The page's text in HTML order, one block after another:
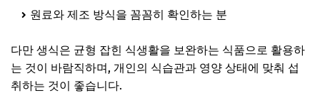
원료와 제조 방식을 꼼꼼히 확인하는 분
다만 생식은 균형 잡힌 식생활을 보완하는 식품으로 활용하
는 것이 바람직하며, 개인의 식습관과 영양 상태에 맞춰 섭
취하는 것이 좋습니다.